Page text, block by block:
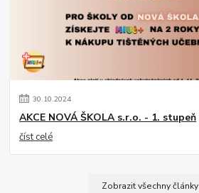
30.10.2024
AKCE NOVÁ ŠKOLA s.r.o. - 1. stupeň
číst celé
Zobrazit všechny články